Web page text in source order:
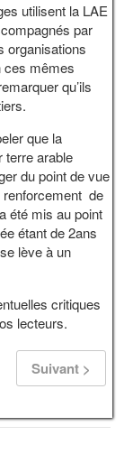
utilisent la LAE
par
organisations
ces mêmes
qu’ils
que la
terre arable
du point de vue
renforcement de
été mis au point
étant de 2ans
lève à un
critiques
lecteurs.
Suivant >